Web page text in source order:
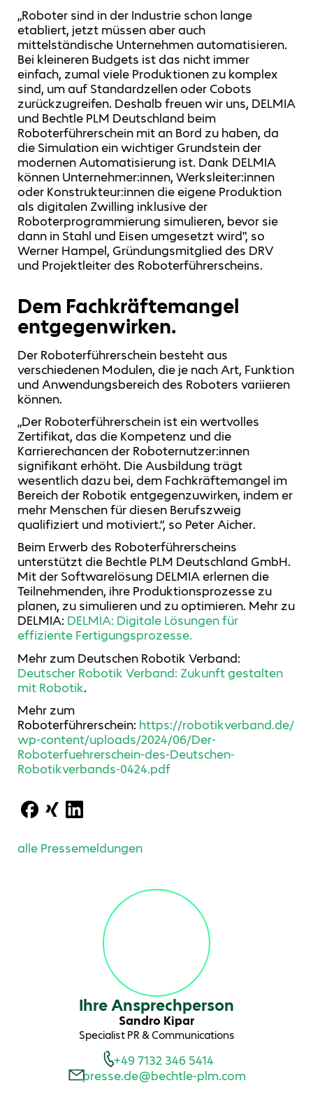
„Roboter sind in der Industrie schon lange
etabliert, jetzt müssen aber auch
mittelständische Unternehmen automatisieren.
Bei kleineren Budgets ist das nicht immer
einfach, zumal viele Produktionen zu komplex
sind, um auf Standardzellen oder Cobots
zurückzugreifen. Deshalb freuen wir uns, DELMIA
und Bechtle PLM Deutschland beim
Roboterführerschein mit an Bord zu haben, da
die Simulation ein wichtiger Grundstein der
modernen Automatisierung ist. Dank DELMIA
können Unternehmer:innen, Werksleiter:innen
oder Konstrukteur:innen die eigene Produktion
als digitalen Zwilling inklusive der
Roboterprogrammierung simulieren, bevor sie
dann in Stahl und Eisen umgesetzt wird", so
Werner Hampel, Gründungsmitglied des DRV
und Projektleiter des Roboterführerscheins.
Dem Fachkräftemangel
entgegenwirken.
Der Roboterführerschein besteht aus
verschiedenen Modulen, die je nach Art, Funktion
und Anwendungsbereich des Roboters variieren
können.
„Der Roboterführerschein ist ein wertvolles
Zertifikat, das die Kompetenz und die
Karrierechancen der Roboternutzer:innen
signifikant erhöht. Die Ausbildung trägt
wesentlich dazu bei, dem Fachkräftemangel im
Bereich der Robotik entgegenzuwirken, indem er
mehr Menschen für diesen Berufszweig
qualifiziert und motiviert.“, so Peter Aicher.
Beim Erwerb des Roboterführerscheins
unterstützt die Bechtle PLM Deutschland GmbH.
Mit der Softwarelösung DELMIA erlernen die
Teilnehmenden, ihre Produktionsprozesse zu
planen, zu simulieren und zu optimieren. Mehr zu
DELMIA: DELMIA: Digitale Lösungen für
effiziente Fertigungsprozesse.
Mehr zum Deutschen Robotik Verband:
Deutscher Robotik Verband: Zukunft gestalten
mit Robotik.
Mehr zum
Roboterführerschein: https://robotikverband.de/
wp-content/uploads/2024/06/Der-
Roboterfuehrerschein-des-Deutschen-
Robotikverbands-0424.pdf
alle Pressemeldungen
Ihre Ansprechperson
Sandro Kipar
Specialist PR & Communications
+49 7132 346 5414
presse.de@bechtle-plm.com